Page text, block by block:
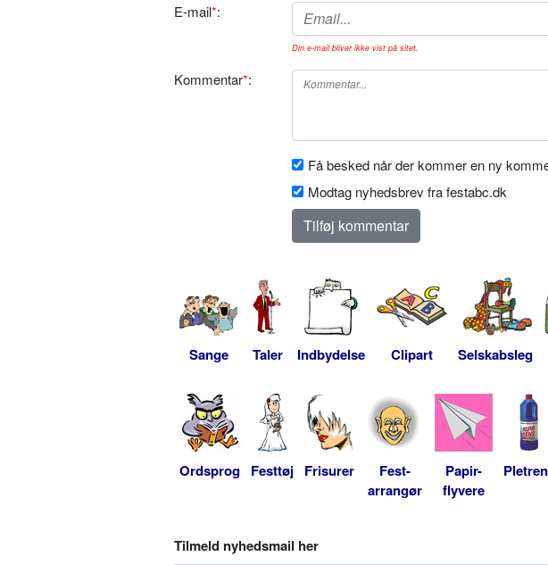
E-mail*:
Din e-mail bliver ikke vist på sitet.
Kommentar*:
Få besked når der kommer en ny
Modtag nyhedsbrev fra festabc.dk
Sange Taler Indbydelse Clipart Selskabsleg
Ordsprog Festtøj Frisurer
Fest-
arrangør
Papir-
flyvere
Tilmeld nyhedsmail her